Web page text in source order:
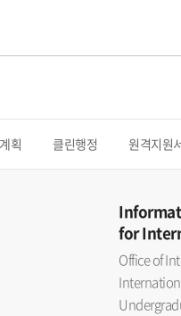
획 클린행정 원격지원
for
Office of